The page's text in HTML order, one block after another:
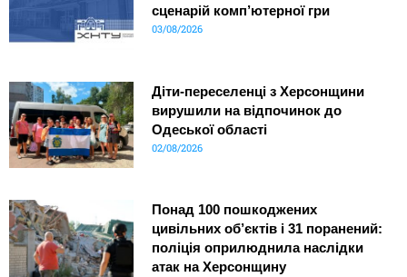
сценарій комп’ютерної гри
03/08/2026
Діти-переселенці з Херсонщини
вирушили на відпочинок до
Одеської області
02/08/2026
Понад 100 пошкоджених
цивільних об’єктів і 31 поранений:
поліція оприлюднила наслідки
атак на Херсонщину